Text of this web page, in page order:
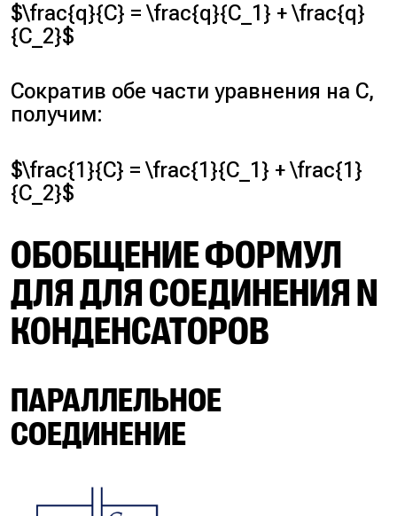
$\frac{q}{C} = \frac{q}{C_1} + \frac{q}
{C_2}$
Сократив обе части уравнения на C,
получим:
$\frac{1}{C} = \frac{1}{C_1} + \frac{1}
{C_2}$
ОБОБЩЕНИЕ ФОРМУЛ
ДЛЯ ДЛЯ СОЕДИНЕНИЯ N
КОНДЕНСАТОРОВ
ПАРАЛЛЕЛЬНОЕ
СОЕДИНЕНИЕ